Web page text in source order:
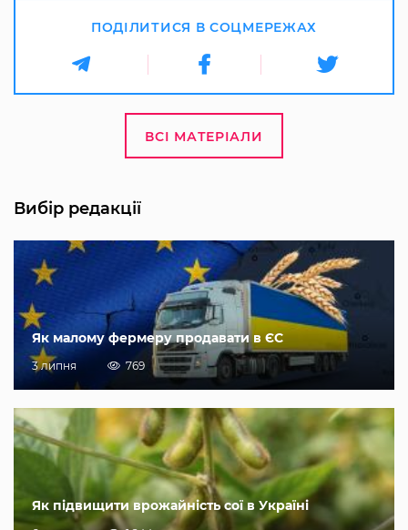
ПОДІЛИТИСЯ В СОЦМЕРЕЖАХ
ВСІ МАТЕРІАЛИ
Вибір редакції
Як малому фермеру продавати в ЄС
3 липня 769
Як підвищити врожайність сої в Україні